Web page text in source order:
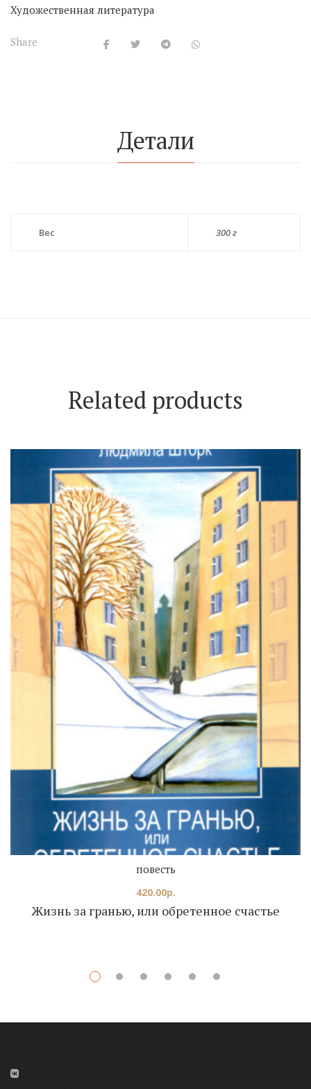
Художественная литература
Share
Детали
Вес 300 г
Related products
Жизнь за гранью, или обретенное счастье
повесть
420.00р.